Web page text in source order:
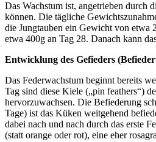
Das Wachstum ist, angetrieben durch
können. Die tägliche
die Jungtauben ein Gewicht von etwa
etwa 400g an Tag 28. Danach kann
Entwicklung des Gefieders
Das Federwachstum beginnt bereits
Tag sind diese Kiele („pin feathers“)
hervorzuwachsen. Die Befiederung
Tage) ist das Küken weitgehend
dabei nach und nach durch das erste
(statt orange oder rot), eine eher